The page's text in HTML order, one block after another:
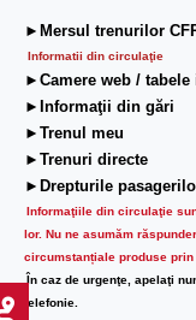
►Mersul trenurilor
Informatii din circulaţie
►Camere web / tabele
►Informaţii din gări
►Trenul meu
►Trenuri directe
►Drepturile
Informaţiile din circulaţie
lor. Nu ne asumăm
circumstanțiale produse
În caz de urgenţe, apelaţi
telefonie.